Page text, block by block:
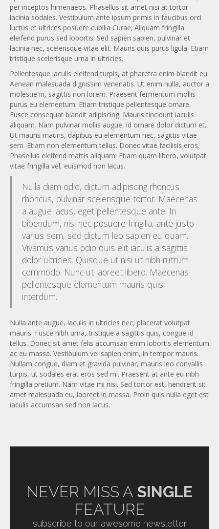
per inceptos himenaeos. Phasellus sit amet nisi at tortor
lacinia sodales. Vestibulum ante ipsum primis in faucibus orci
luctus et ultrices posuere cubilia Curae; Aliquam fringilla
eleifend purus sed lobortis. Sed sapien sapien, pulvinar et
lacinia nec, scelerisque vitae elit. Mauris quis purus ligula. Etiam
tristique scelerisque urna in ultricies.
Pellentesque iaculis eleifend turpis, at pharetra enim blandit eu.
Aenean malesuada dignissim venenatis. Ut enim nulla, auctor a
molestie in, sagittis non lorem. Praesent fermentum mollis
purus eu elementum. Etiam tristique pellentesque ornare.
Fusce consequat blandit adipiscing. Mauris tincidunt iaculis
aliquam. Nam pulvinar mollis augue, id ornare dolor dictum et.
Ut mauris mauris, dapibus eu elementum nec, sagittis vitae
sem. Etiam non elementum tellus. Donec vitae facilisis eros.
Phasellus eleifend mattis aliquam. Etiam quam libero, volutpat
vitae fringilla vel, euismod non lacus.
Nulla diam odio, dictum adipiscing rhoncus
rhoncus, pulvinar scelerisque tortor. Maecenas
a augue lacus, eget pellentesque ante. In
bibendum, nisl nec posuere fringilla, ante justo
varius sem, sed dictum leo sapien eu quam.
Vivamus varius odio quis elit iaculis a sagittis
dolor ultricies. Quisque ut nisi ut nibh rutrum
commodo. Nunc ut laoreet libero. Maecenas
pellentesque elementum mauris quis
interdum.
Nulla ante augue, iaculis in ultricies nec, placerat volutpat
mauris. Fusce nibh urna, tristique a sagittis quis, congue id
tellus. Donec sit amet felis accumsan enim lobortis elementum
ac eu massa. Vestibulum vel sapien enim, in tempor mauris.
Nullam congue, diam et gravida pulvinar, mauris leo convallis
turpis, ut sodales erat eros sed mi. Praesent at ante eu nibh
fringilla pretium. Nam vitae mi nisi. Sed tortor est, hendrerit sit
amet malesuada eu, laoreet in massa. Proin quis nulla eget est
iaculis accumsan sed non lacus.
NEVER MISS A SINGLE
FEATURE
subscribe to our awesome newsletter